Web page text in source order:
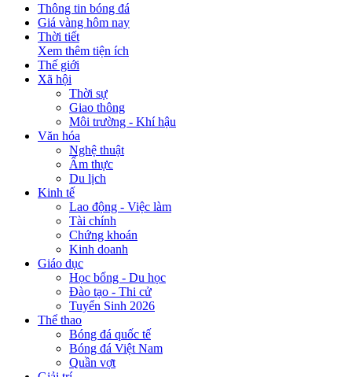
Thông tin bóng đá
Giá vàng hôm nay
Thời tiết
Xem thêm tiện ích
Thế giới
Xã hội
Thời sự
Giao thông
Môi trường - Khí hậu
Văn hóa
Nghệ thuật
Ẩm thực
Du lịch
Kinh tế
Lao động - Việc làm
Tài chính
Chứng khoán
Kinh doanh
Giáo dục
Học bổng - Du học
Đào tạo - Thi cử
Tuyển Sinh 2026
Thể thao
Bóng đá quốc tế
Bóng đá Việt Nam
Quần vợt